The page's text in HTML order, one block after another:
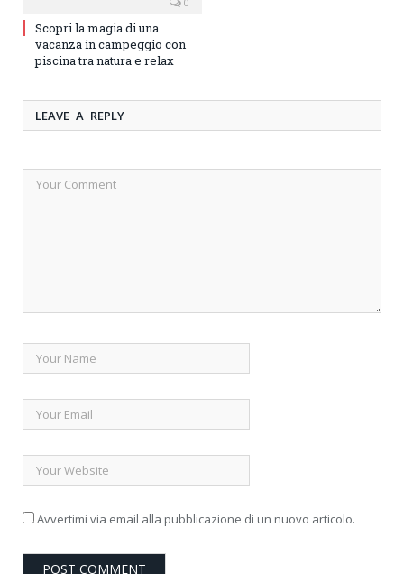
Scopri la magia di una
vacanza in campeggio con
piscina tra natura e relax
LEAVE A REPLY
Avvertimi via email alla pubblicazione di un nuovo articolo.